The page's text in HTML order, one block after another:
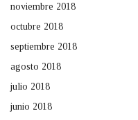
noviembre 2018
octubre 2018
septiembre 2018
agosto 2018
julio 2018
junio 2018